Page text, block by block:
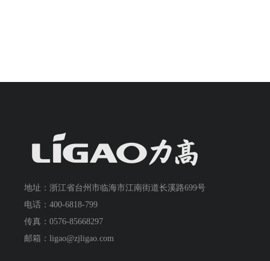
地址：浙江省台州市临海市江南街道长溪路699号
电话：400-6818-799
传真：0576-85668297
邮箱：ligao@zjligao.com